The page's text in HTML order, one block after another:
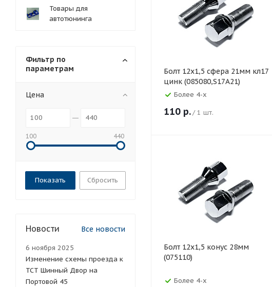
Болт 12х1,5 сфера 21мм кл17
цинк (085080,S17A21)
Более 4-х
110 р./ 1 шт.
Болт 12х1,5 конус 28мм
(075110)
Более 4-х
Товары для
автотюнинга
Фильтр по
параметрам
Цена
100 440
Сбросить
Новости Все новости
6 ноября 2025
Изменение схемы проезда к
ТСТ Шинный Двор на
Портовой 45